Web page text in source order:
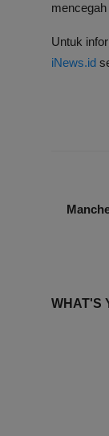
Untuk
iNews.id
WHAT'S